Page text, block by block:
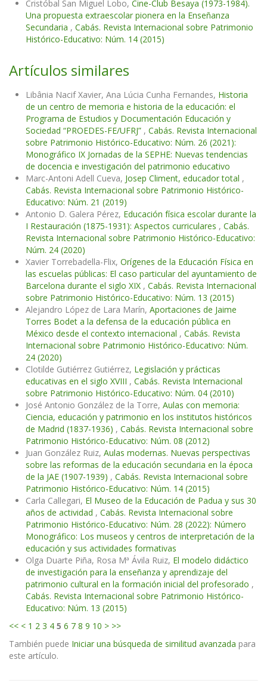
Cristóbal San Miguel Lobo, Cine-Club Besaya (1973-1984).
Una propuesta extraescolar pionera en la Enseñanza
Secundaria , Cabás. Revista Internacional sobre Patrimonio
Histórico-Educativo: Núm. 14 (2015)
Artículos similares
Libânia Nacif Xavier, Ana Lúcia Cunha Fernandes, Historia
de un centro de memoria e historia de la educación: el
Programa de Estudios y Documentación Educación y
Sociedad “PROEDES-FE/UFRJ” , Cabás. Revista Internacional
sobre Patrimonio Histórico-Educativo: Núm. 26 (2021):
Monográfico IX Jornadas de la SEPHE: Nuevas tendencias
de docencia e investigación del patrimonio educativo
Marc-Antoni Adell Cueva, Josep Climent, educador total ,
Cabás. Revista Internacional sobre Patrimonio Histórico-
Educativo: Núm. 21 (2019)
Antonio D. Galera Pérez, Educación física escolar durante la
I Restauración (1875-1931): Aspectos curriculares , Cabás.
Revista Internacional sobre Patrimonio Histórico-Educativo:
Núm. 24 (2020)
Xavier Torrebadella-Flix, Orígenes de la Educación Física en
las escuelas públicas: El caso particular del ayuntamiento de
Barcelona durante el siglo XIX , Cabás. Revista Internacional
sobre Patrimonio Histórico-Educativo: Núm. 13 (2015)
Alejandro López de Lara Marín, Aportaciones de Jaime
Torres Bodet a la defensa de la educación pública en
México desde el contexto internacional , Cabás. Revista
Internacional sobre Patrimonio Histórico-Educativo: Núm.
24 (2020)
Clotilde Gutiérrez Gutiérrez, Legislación y prácticas
educativas en el siglo XVIII , Cabás. Revista Internacional
sobre Patrimonio Histórico-Educativo: Núm. 04 (2010)
José Antonio González de la Torre, Aulas con memoria:
Ciencia, educación y patrimonio en los institutos históricos
de Madrid (1837-1936) , Cabás. Revista Internacional sobre
Patrimonio Histórico-Educativo: Núm. 08 (2012)
Juan González Ruiz, Aulas modernas. Nuevas perspectivas
sobre las reformas de la educación secundaria en la época
de la JAE (1907-1939) , Cabás. Revista Internacional sobre
Patrimonio Histórico-Educativo: Núm. 14 (2015)
Carla Callegari, El Museo de la Educación de Padua y sus 30
años de actividad , Cabás. Revista Internacional sobre
Patrimonio Histórico-Educativo: Núm. 28 (2022): Número
Monográfico: Los museos y centros de interpretación de la
educación y sus actividades formativas
Olga Duarte Piña, Rosa Mª Ávila Ruiz, El modelo didáctico
de investigación para la enseñanza y aprendizaje del
patrimonio cultural en la formación inicial del profesorado ,
Cabás. Revista Internacional sobre Patrimonio Histórico-
Educativo: Núm. 13 (2015)
<< < 1 2 3 4 5 6 7 8 9 10 > >>
También puede Iniciar una búsqueda de similitud avanzada para
este artículo.